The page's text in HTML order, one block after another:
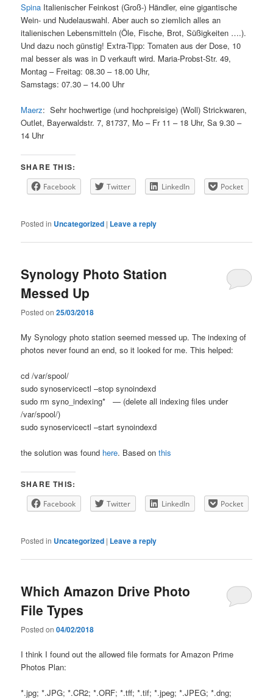
Spina Italienischer Feinkost (Groß-) Händler, eine gigantische
Wein- und Nudelauswahl. Aber auch so ziemlich alles an
italienischen Lebensmitteln (Öle, Fische, Brot, Süßigkeiten ….).
Und dazu noch günstig! Extra-Tipp: Tomaten aus der Dose, 10
mal besser als was in D verkauft wird. Maria-Probst-Str. 49,
Montag – Freitag: 08.30 – 18.00 Uhr,
Samstags: 07.30 – 14.00 Uhr
Maerz: Sehr hochwertige (und hochpreisige) (Woll) Strickwaren,
Outlet, Bayerwaldstr. 7, 81737, Mo – Fr 11 – 18 Uhr, Sa 9.30 –
14 Uhr
SHARE THIS:
Facebook Twitter LinkedIn Pocket
Posted in Uncategorized | Leave a reply
Synology Photo Station
Messed Up
Posted on25/03/2018
My Synology photo station seemed messed up. The indexing of
photos never found an end, so it looked for me. This helped:
cd /var/spool/
sudo synoservicectl –stop synoindexd
sudo rm syno_indexing* — (delete all indexing files under
/var/spool/)
sudo synoservicectl –start synoindexd
the solution was found here. Based onthis
SHARE THIS:
Facebook Twitter LinkedIn Pocket
Posted in Uncategorized | Leave a reply
Which Amazon Drive Photo
File Types
Posted on04/02/2018
I think I found out the allowed file formats for Amazon Prime
Photos Plan:
*.jpg; *.JPG; *.CR2; *.ORF; *.tff; *.tif; *.jpeg; *.JPEG; *.dng;